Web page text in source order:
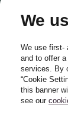
Etico
We
We use first-
and to offer
services. By
“Cookie
this banner
see our